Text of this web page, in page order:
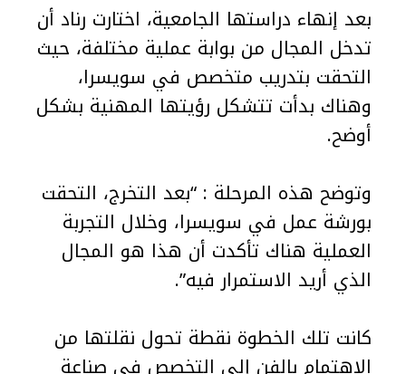
بعد إنهاء دراستها الجامعية، اختارت رناد أن
تدخل المجال من بوابة عملية مختلفة، حيث
التحقت بتدريب متخصص في سويسرا،
وهناك بدأت تتشكل رؤيتها المهنية بشكل
أوضح.
وتوضح هذه المرحلة : “بعد التخرج، التحقت
بورشة عمل في سويسرا، وخلال التجربة
العملية هناك تأكدت أن هذا هو المجال
الذي أريد الاستمرار فيه”.
كانت تلك الخطوة نقطة تحول نقلتها من
الاهتمام بالفن إلى التخصص في صناعة